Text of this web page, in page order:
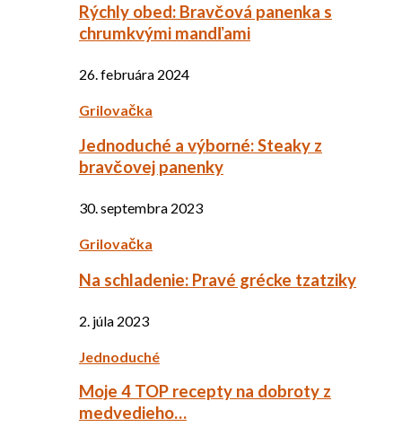
Rýchly obed: Bravčová panenka s
chrumkvými mandľami
26. februára 2024
Grilovačka
Jednoduché a výborné: Steaky z
bravčovej panenky
30. septembra 2023
Grilovačka
Na schladenie: Pravé grécke tzatziky
2. júla 2023
Jednoduché
Moje 4 TOP recepty na dobroty z
medvedieho…